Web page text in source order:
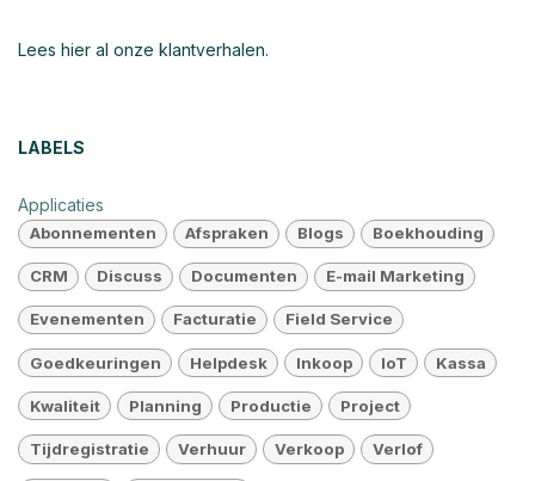
Lees hier al onze klantverhalen.
LABELS
Applicaties
Abonnementen Afspraken Blogs Boekhouding
CRM Discuss Documenten E-mail Marketing
Evenementen Facturatie Field Service
Goedkeuringen Helpdesk Inkoop IoT Kassa
Kwaliteit Planning Productie Project
Tijdregistratie Verhuur Verkoop Verlof